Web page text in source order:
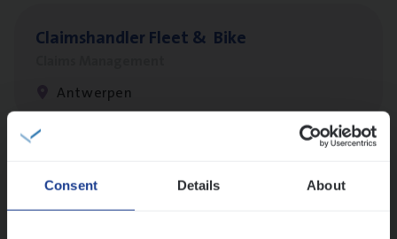
Consent Details About
Claims­hand­ler Fleet& Bike
Antwerpen
Lees onze verhalen
Meer dan collega’s: hoe Julie en Aurélie elkaar